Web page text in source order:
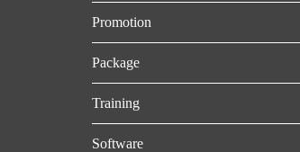
Promotion
Package
Training
Software